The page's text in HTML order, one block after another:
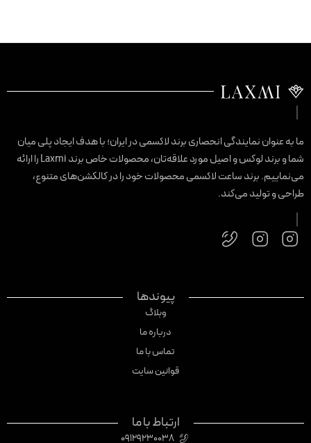
به عنوان نمایندگی انحصاری برند لاکسمی در ایران؛ با هدف ایجاد پلی میان
شما و برند لوکس و اصیل مورد علاقه‌تان، محصولات خاص برند Laxmi را ارائه
برند ساعت لاکسمی محصولات خود را در کالکشن‌های متنوع،
و تولید می‌کند.
پیوندها
وبلاگ
درباره ما
تماس با ما
قوانین سایت
ارتباط با ما
09129230038